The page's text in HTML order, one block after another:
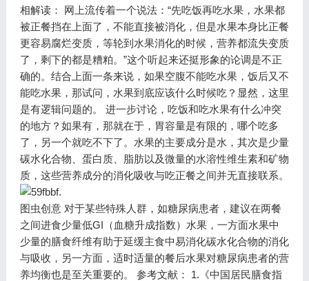
相解读： 网上流传着一个说法：“先吃饭再吃水果，水果都
被正餐挡在上面了，不能直接被消化，但是水果本身比正餐
更容易腐烂变质，等轮到水果消化的时候，营养都流失变质
了，剩下的都是糟粕。”这个听起来还挺形象的论调是不正
确的。结合上面一条来说，如果空腹不能吃水果，饭后又不
能吃水果，那试问，水果到底应该什么时候吃？显然，这里
是有逻辑问题的。 进一步讨论，吃饭和吃水果有什么冲突
的地方？如果有，那就在于，胃容量是有限的，哪个吃多
了，另一个就吃不下了。水果的主要成分是水，其次是少量
碳水化合物、蛋白质、脂肪以及微量的水溶性维生素和矿物
质，这些营养成分的消化吸收与吃正餐之间并无直接联系。
图虫创意 对于某些特殊人群，如糖尿病患者，建议在两餐
之间进食少量低GI（血糖升成指数）水果，一方面水果中
少量的膳食纤维有助于延缓主食中易消化碳水化合物的消化
与吸收，另一方面，适时适量的餐后水果对糖尿病患者的营
养均衡也是至关重要的。 参考文献： 1.《中国居民膳食指